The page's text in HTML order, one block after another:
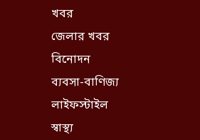
খবর
জেলার খবর
বিনোদন
ব্যবসা-বাণিজ্য
লাইফস্টাইল
স্বাস্থ্য